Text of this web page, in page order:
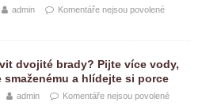
admin Komentáře nejsou povolené
dvojité brady? Pijte více vody,
smaženému a hlídejte si porce
admin Komentáře nejsou povolené